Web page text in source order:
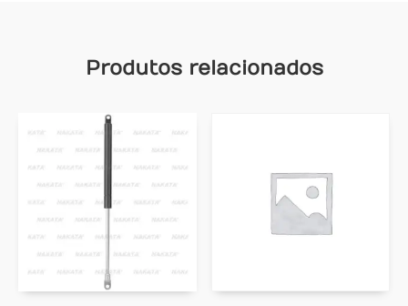
Produtos relacionados